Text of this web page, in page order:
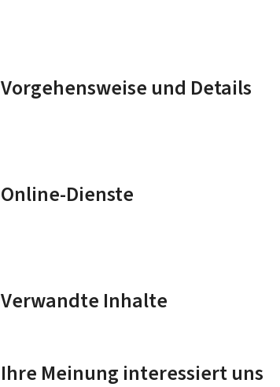
Vorgehensweise und Details
Online-Dienste
Verwandte Inhalte
Ihre Meinung interessiert uns